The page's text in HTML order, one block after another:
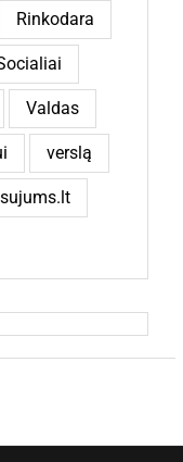
Rinkodara
Valdas
verslą